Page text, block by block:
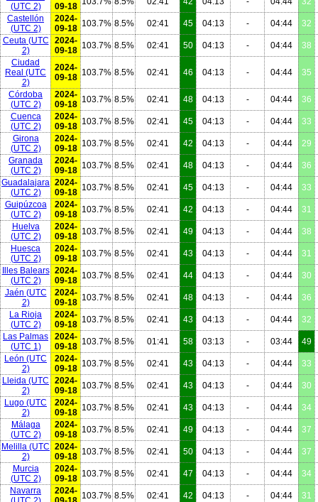
(UTC 2)
09-18
Castellón
(UTC 2)
2024-
09-18 103.7% 8.5% 02:41 45 04:13 - 04:44
32
Ceuta(UTC
2)
2024-
09-18 103.7% 8.5% 02:41 50 04:13 - 04:44
38
Ciudad
Real (UTC
2)
2024-
09-18 103.7% 8.5% 02:41 46 04:13 - 04:44 35
Córdoba
(UTC 2)
2024-
09-18 103.7% 8.5% 02:41 48 04:13 - 04:44
36
Cuenca
(UTC 2)
2024-
09-18 103.7% 8.5% 02:41 45 04:13 - 04:44
33
Girona
(UTC 2)
2024-
09-18 103.7% 8.5% 02:41 42 04:13 - 04:44
29
Granada
(UTC 2)
2024-
09-18 103.7% 8.5% 02:41 48 04:13 - 04:44
36
Guadalajara
(UTC 2)
2024-
09-18 103.7% 8.5% 02:41 45 04:13 - 04:44
33
Guipúzcoa
(UTC 2)
2024-
09-18 103.7% 8.5% 02:41 42 04:13 - 04:44
31
Huelva
(UTC 2)
2024-
09-18 103.7% 8.5% 02:41 49 04:13 - 04:44
38
Huesca
(UTC 2)
2024-
09-18 103.7% 8.5% 02:41 43 04:13 - 04:44
31
Illes Balears
(UTC 2)
2024-
09-18 103.7% 8.5% 02:41 44 04:13 - 04:44
30
Jaén (UTC
2)
2024-
09-18 103.7% 8.5% 02:41 48 04:13 - 04:44
36
La Rioja
(UTC 2)
2024-
09-18 103.7% 8.5% 02:41 43 04:13 - 04:44
32
Las Palmas
(UTC 1)
2024-
09-18 103.7% 8.5% 01:41 58 03:13 - 03:44
49
León (UTC
2)
2024-
09-18 103.7% 8.5% 02:41 43 04:13 - 04:44
33
Lleida (UTC
2)
2024-
09-18 103.7% 8.5% 02:41 43 04:13 - 04:44
30
Lugo (UTC
2)
2024-
09-18 103.7% 8.5% 02:41 43 04:13 - 04:44
34
Málaga
(UTC 2)
2024-
09-18 103.7% 8.5% 02:41 49 04:13 - 04:44
37
Melilla (UTC
2)
2024-
09-18 103.7% 8.5% 02:41 50 04:13 - 04:44
37
Murcia
(UTC 2)
2024-
09-18 103.7% 8.5% 02:41 47 04:13 - 04:44
34
Navarra
2024- 103.7% 8.5% 02:41 42 04:13 - 04:44
31